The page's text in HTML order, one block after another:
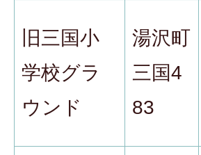
旧三国小
学校グラ
ウンド
湯沢町
三国4
83